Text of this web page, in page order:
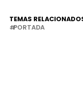
TEMAS
PORTADA